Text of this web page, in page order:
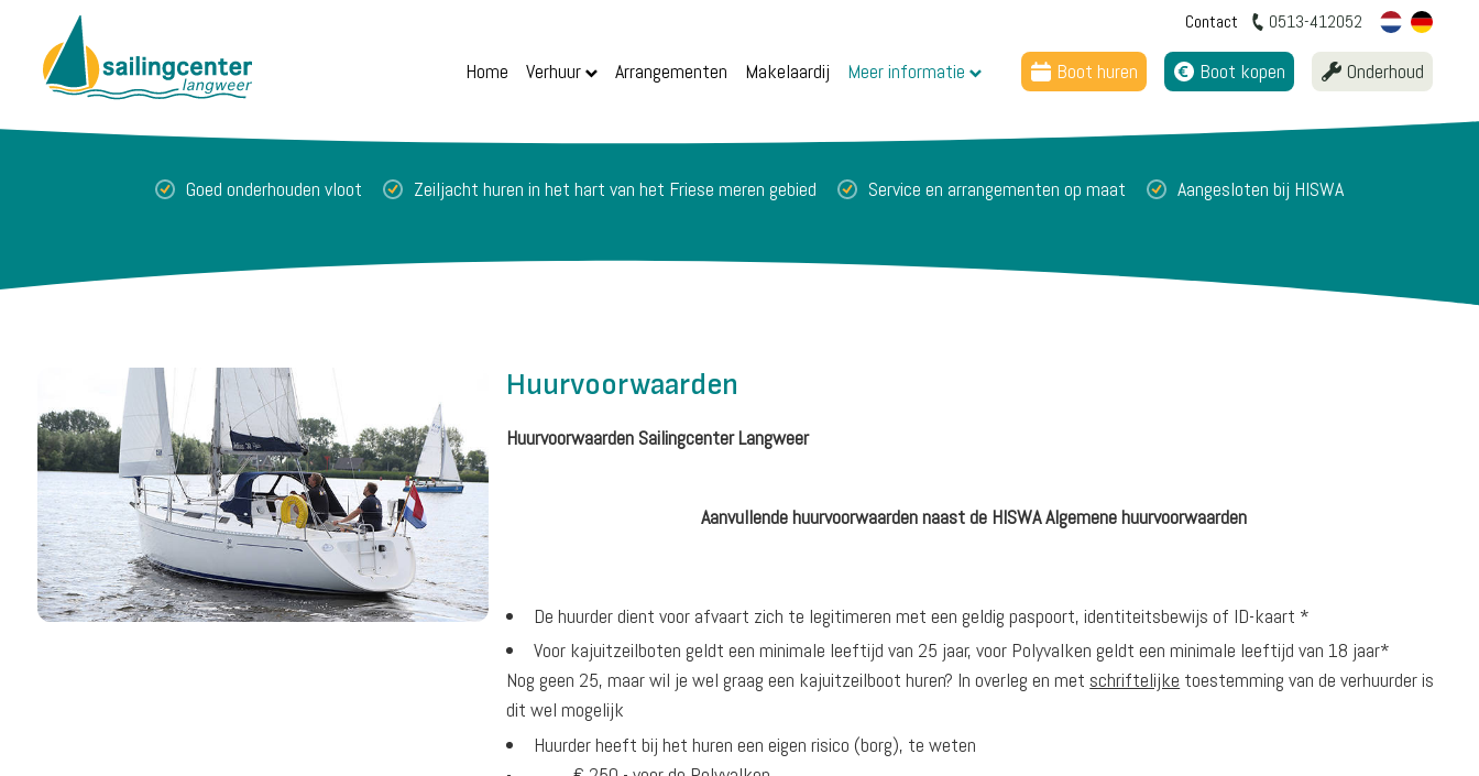
Home Verhuur Arrangementen Makelaardij Meer informatie
Contact 0513-412052
Boot huren Boot kopen Onderhoud
Goed onderhouden vloot Zeiljacht huren in het hart van het Friese meren gebied Service en arrangementen op maat Aangesloten bij HISWA
Huurvoorwaarden
Huurvoorwaarden Sailingcenter Langweer
Aanvullende huurvoorwaarden naast de HISWA Algemene huurvoorwaarden
De huurder dient voor afvaart zich te legitimeren met een geldig paspoort, identiteitsbewijs of ID-kaart *
Voor kajuitzeilboten geldt een minimale leeftijd van 25 jaar, voor Polyvalken geldt een minimale leeftijd van 18 jaar*
Nog geen 25, maar wil je wel graag een kajuitzeilboot huren? In overleg en met schriftelijke toestemming van de verhuurder is
dit wel mogelijk
Huurder heeft bij het huren een eigen risico (borg), te weten